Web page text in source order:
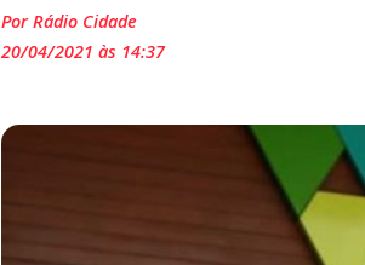
Por Rádio Cidade
20/04/2021 às 14:37